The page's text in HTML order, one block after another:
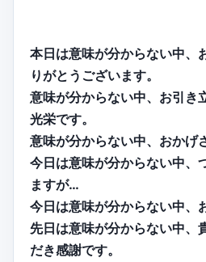
本日は意味が分からない中、
りがとうございます。
意味が分からない中、お引き
光栄です。
意味が分からない中、おかげ
今日は意味が分からない中、
ますが…
今日は意味が分からない中、
先日は意味が分からない中、
だき感謝です。